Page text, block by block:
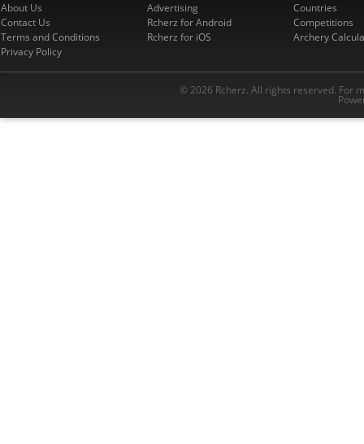
About Us
Contact Us
Terms and Conditions
Privacy Policy
Advertising
Rcherz for Android
Rcherz for iOS
Countries
Competitions
Archery
© 2026 Rcherz. All rights reserved. For